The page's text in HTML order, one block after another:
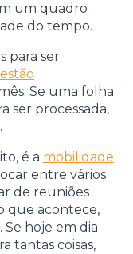
um quadro
do tempo.
para ser
Se uma folha
ser processada,
é a mobilidade.
entre vários
de reuniões
que acontece,
Se hoje em dia
tantas coisas,